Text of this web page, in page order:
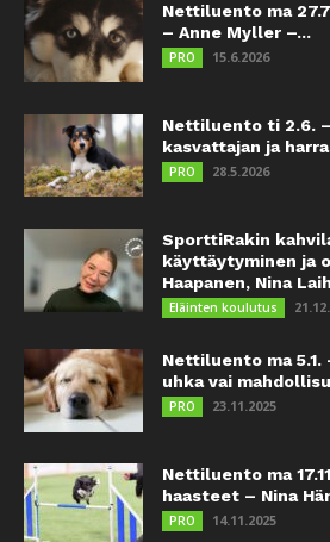
Nettiluento ma
– Anne Myller –...
PRO 15.6.2026
Nettiluento ti 2.6.
kasvattajan ja
PRO 28.5.2026
SporttiRakin
käyttäytyminen ja
Haapanen, Nina
Eläinten koulutus
Nettiluento ma
uhka vai
PRO 23.11.2025
Nettiluento ma
haasteet – Nina
PRO 14.11.2025